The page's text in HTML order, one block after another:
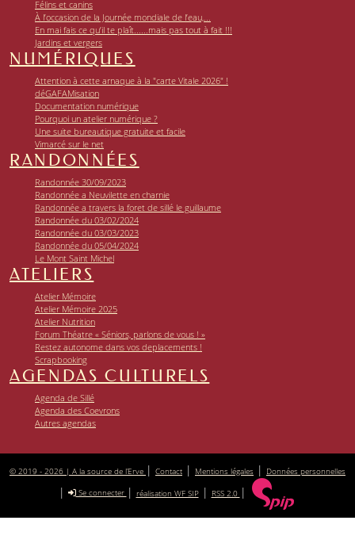
Félins et canins
À l’occasion de la Journée mondiale de l’eau,...
En mai fais ce qu’il te plaît......mais pas tout à fait !!!
Jardins et vergers
NUMÉRIQUES
Attention à cette arnaque à la "carte Vitale 2026" !
déGAFAMisation
Documentation numérique
Pourquoi un atelier numérique ?
Une suite bureautique gratuite et facile
Vimarcé sur le net
RANDONNÉES
Randonnée 30/09/2023
Randonnée a Neuvilette en charnie
Randonnée a travers la foret de sillé le guillaume
Randonnée du 03/02/2024
Randonnée du 03/03/2023
Randonnée du 05/04/2024
Le Mont Saint Michel
ATELIERS
Atelier Mémoire
Atelier Mémoire 2025
Atelier Nutrition
Forum Théatre « Séniors, parlons de vous ! »
Restez autonome dans vos deplacements !
Scrapbooking
AGENDAS CULTURELS
Agenda de Sillé
Agenda des Coevrons
Autres agendas
© 2019 - 2026 | A la source de l’Erve | Contact | Mentions légales | Données personnelles
| Se connecter | réalisation WF SIP| RSS 2.0 |